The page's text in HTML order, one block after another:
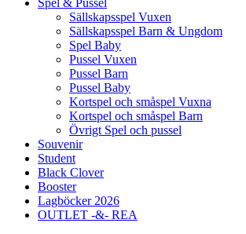
Spel & Pussel
Sällskapsspel Vuxen
Sällskapsspel Barn & Ungdom
Spel Baby
Pussel Vuxen
Pussel Barn
Pussel Baby
Kortspel och småspel Vuxna
Kortspel och småspel Barn
Övrigt Spel och pussel
Souvenir
Student
Black Clover
Booster
Lagböcker 2026
OUTLET -&- REA